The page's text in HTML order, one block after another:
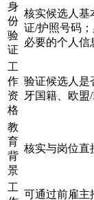
身
份
验
证
核实候选人基
证/护照号码
必要的个人信
工
作
资
格
验证候选人是
牙国籍、欧
教
育
背
景
核实与岗位直
工
可通过前雇主